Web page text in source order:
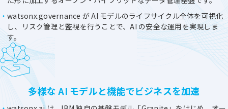
watsonx.governance が AI モデルのライフサイクル全体を可視化
し、リスク管理と監視を行うことで、AI の安全な運用を実現しま
す。
多様な AI モデルと機能でビジネスを加速